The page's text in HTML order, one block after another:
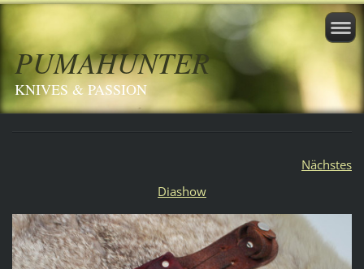
PUMAHUNTER
KNIVES & PASSION
Nächstes
Diashow